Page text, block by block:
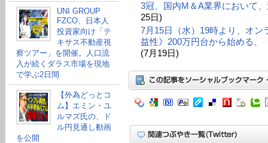
UNI GROUP
FZCO、日本人
投資家向け「テ
キサス不動産視
察ツアー」を開催。人口流
入が続くダラス市場を現地
で学ぶ2日間
【外為どっとコ
ム】エミン・ユ
ルマズ氏の、ド
ル円見通し動画
を公開
3冠、国内M＆A業界において
25日)
7月15日（水）19時より、オン
益性》200万円台から始める、
(7月19日)